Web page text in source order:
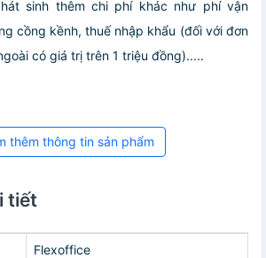
sinh thêm chi phí khác như phí vận
cồng kềnh, thuế nhập khẩu (đối với đơn
có giá trị trên 1 triệu đồng).....
thêm thông tin sản phẩm
tiết
Flexoffice